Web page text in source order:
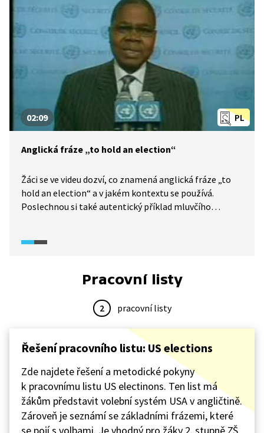
PL
02:09
Anglická fráze „to hold an election“
Žáci se ve videu dozví, co znamená anglická fráze „to
hold an election“ a v jakém kontextu se používá.
Poslechnou si také autentický příklad mluvčího
Pracovní listy
2 pracovní listy
Řešení pracovního listu: US elections
Zde najdete řešení a metodické pokyny
k pracovnímu listu US electinons. Ten list má
žákům představit volební systém USA v angličtině.
Zároveň je seznámí se základními frázemi, které